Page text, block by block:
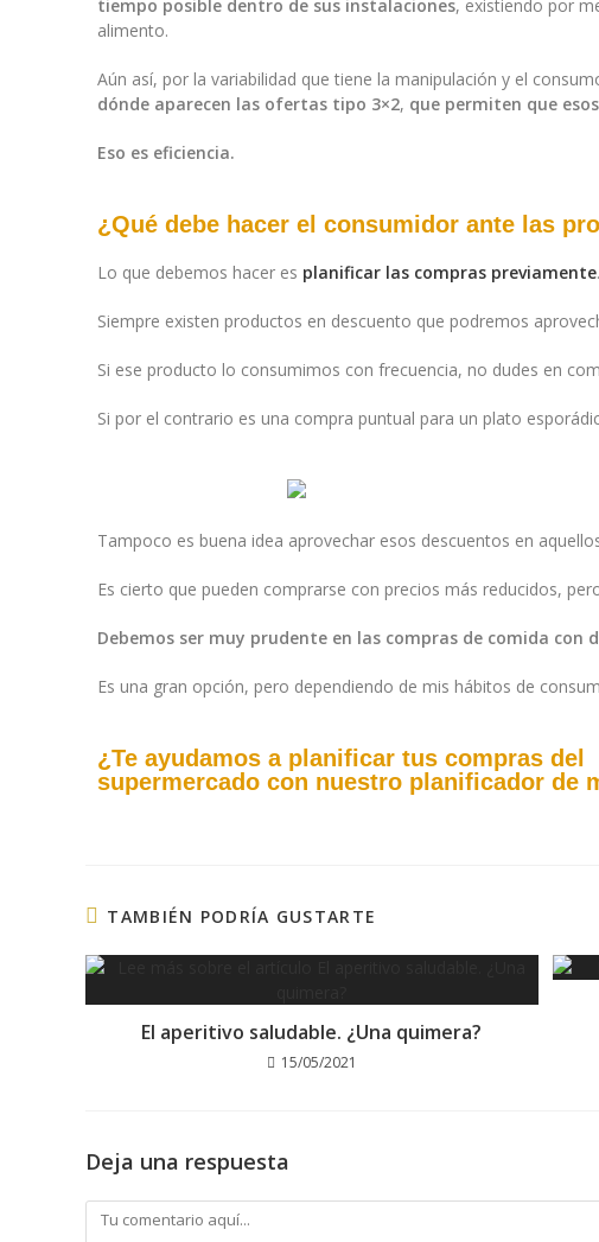
tiempo posible dentro de sus instalaciones, existiendo por
alimento.
Aún así, por la variabilidad que tiene la manipulación y el
dónde aparecen las ofertas tipo 3×2, que permiten que
Eso es eficiencia.
¿Qué debe hacer el consumidor ante las
Lo que debemos hacer es planificar las compras previamente.
Siempre existen productos en descuento que podremos
Si ese producto lo consumimos con frecuencia, no dudes en
Si por el contrario es una compra puntual para un plato
Tampoco es buena idea aprovechar esos descuentos en
Es cierto que pueden comprarse con precios más reducidos,
Debemos ser muy prudente en las compras de comida
Es una gran opción, pero dependiendo de mis hábitos de
¿Te ayudamos a planificar tus compras del
supermercado con nuestro planificador de
TAMBIÉN PODRÍA GUSTARTE
El aperitivo saludable. ¿Una quimera?
15/05/2021
Deja una respuesta